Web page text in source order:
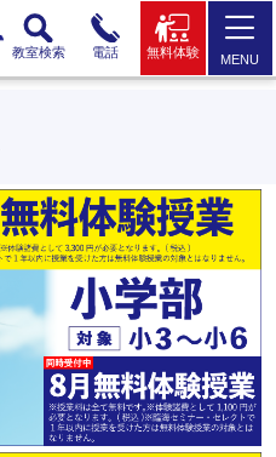
教室検索 電話 無料体験 MENU